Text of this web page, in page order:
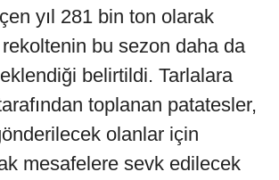
yıl 281 bin ton olarak
bu sezon daha da
belirtildi. Tarlalara
toplanan patatesler,
olanlar için
mesafelere sevk edilecek